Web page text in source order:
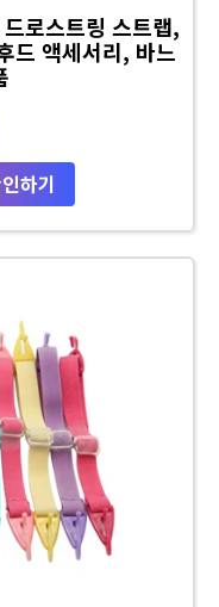
로스트링 스트랩,
드 액세서리, 바느
하기